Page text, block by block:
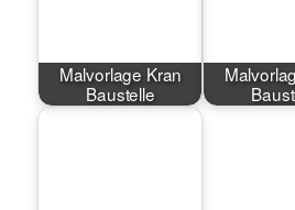
Malvorlage Kran
Baustelle